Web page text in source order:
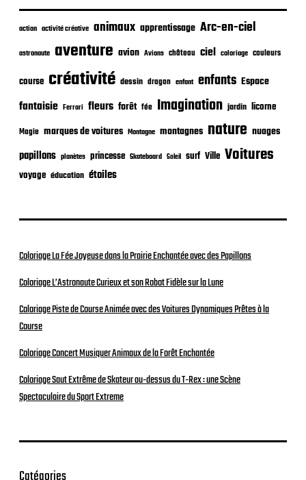
l
i
a
i
n
action activité créative animaux apprentissage Arc-en-ciel
astronaute aventure avion Avions château ciel coloriage couleurs
course créativité dessin dragon enfant enfants Espace
fantaisie Ferrari fleurs forêt fée Imagination jardin licorne
Magie marques de voitures Montagne montagnes nature nuages
papillons planètes princesse Skateboard Soleil surf Ville Voitures
voyage éducation étoiles
Coloriage La Fée Joyeuse dans la Prairie Enchantée avec des Papillons
Coloriage L’Astronaute Curieux et son Robot Fidèle sur la Lune
Coloriage Piste de Course Animée avec des Voitures Dynamiques Prêtes à la
Course
Coloriage Concert Musiquer Animaux de la Forêt Enchantée
Coloriage Saut Extrême de Skateur au-dessus du T-Rex : une Scène
Spectaculaire du Sport Extreme